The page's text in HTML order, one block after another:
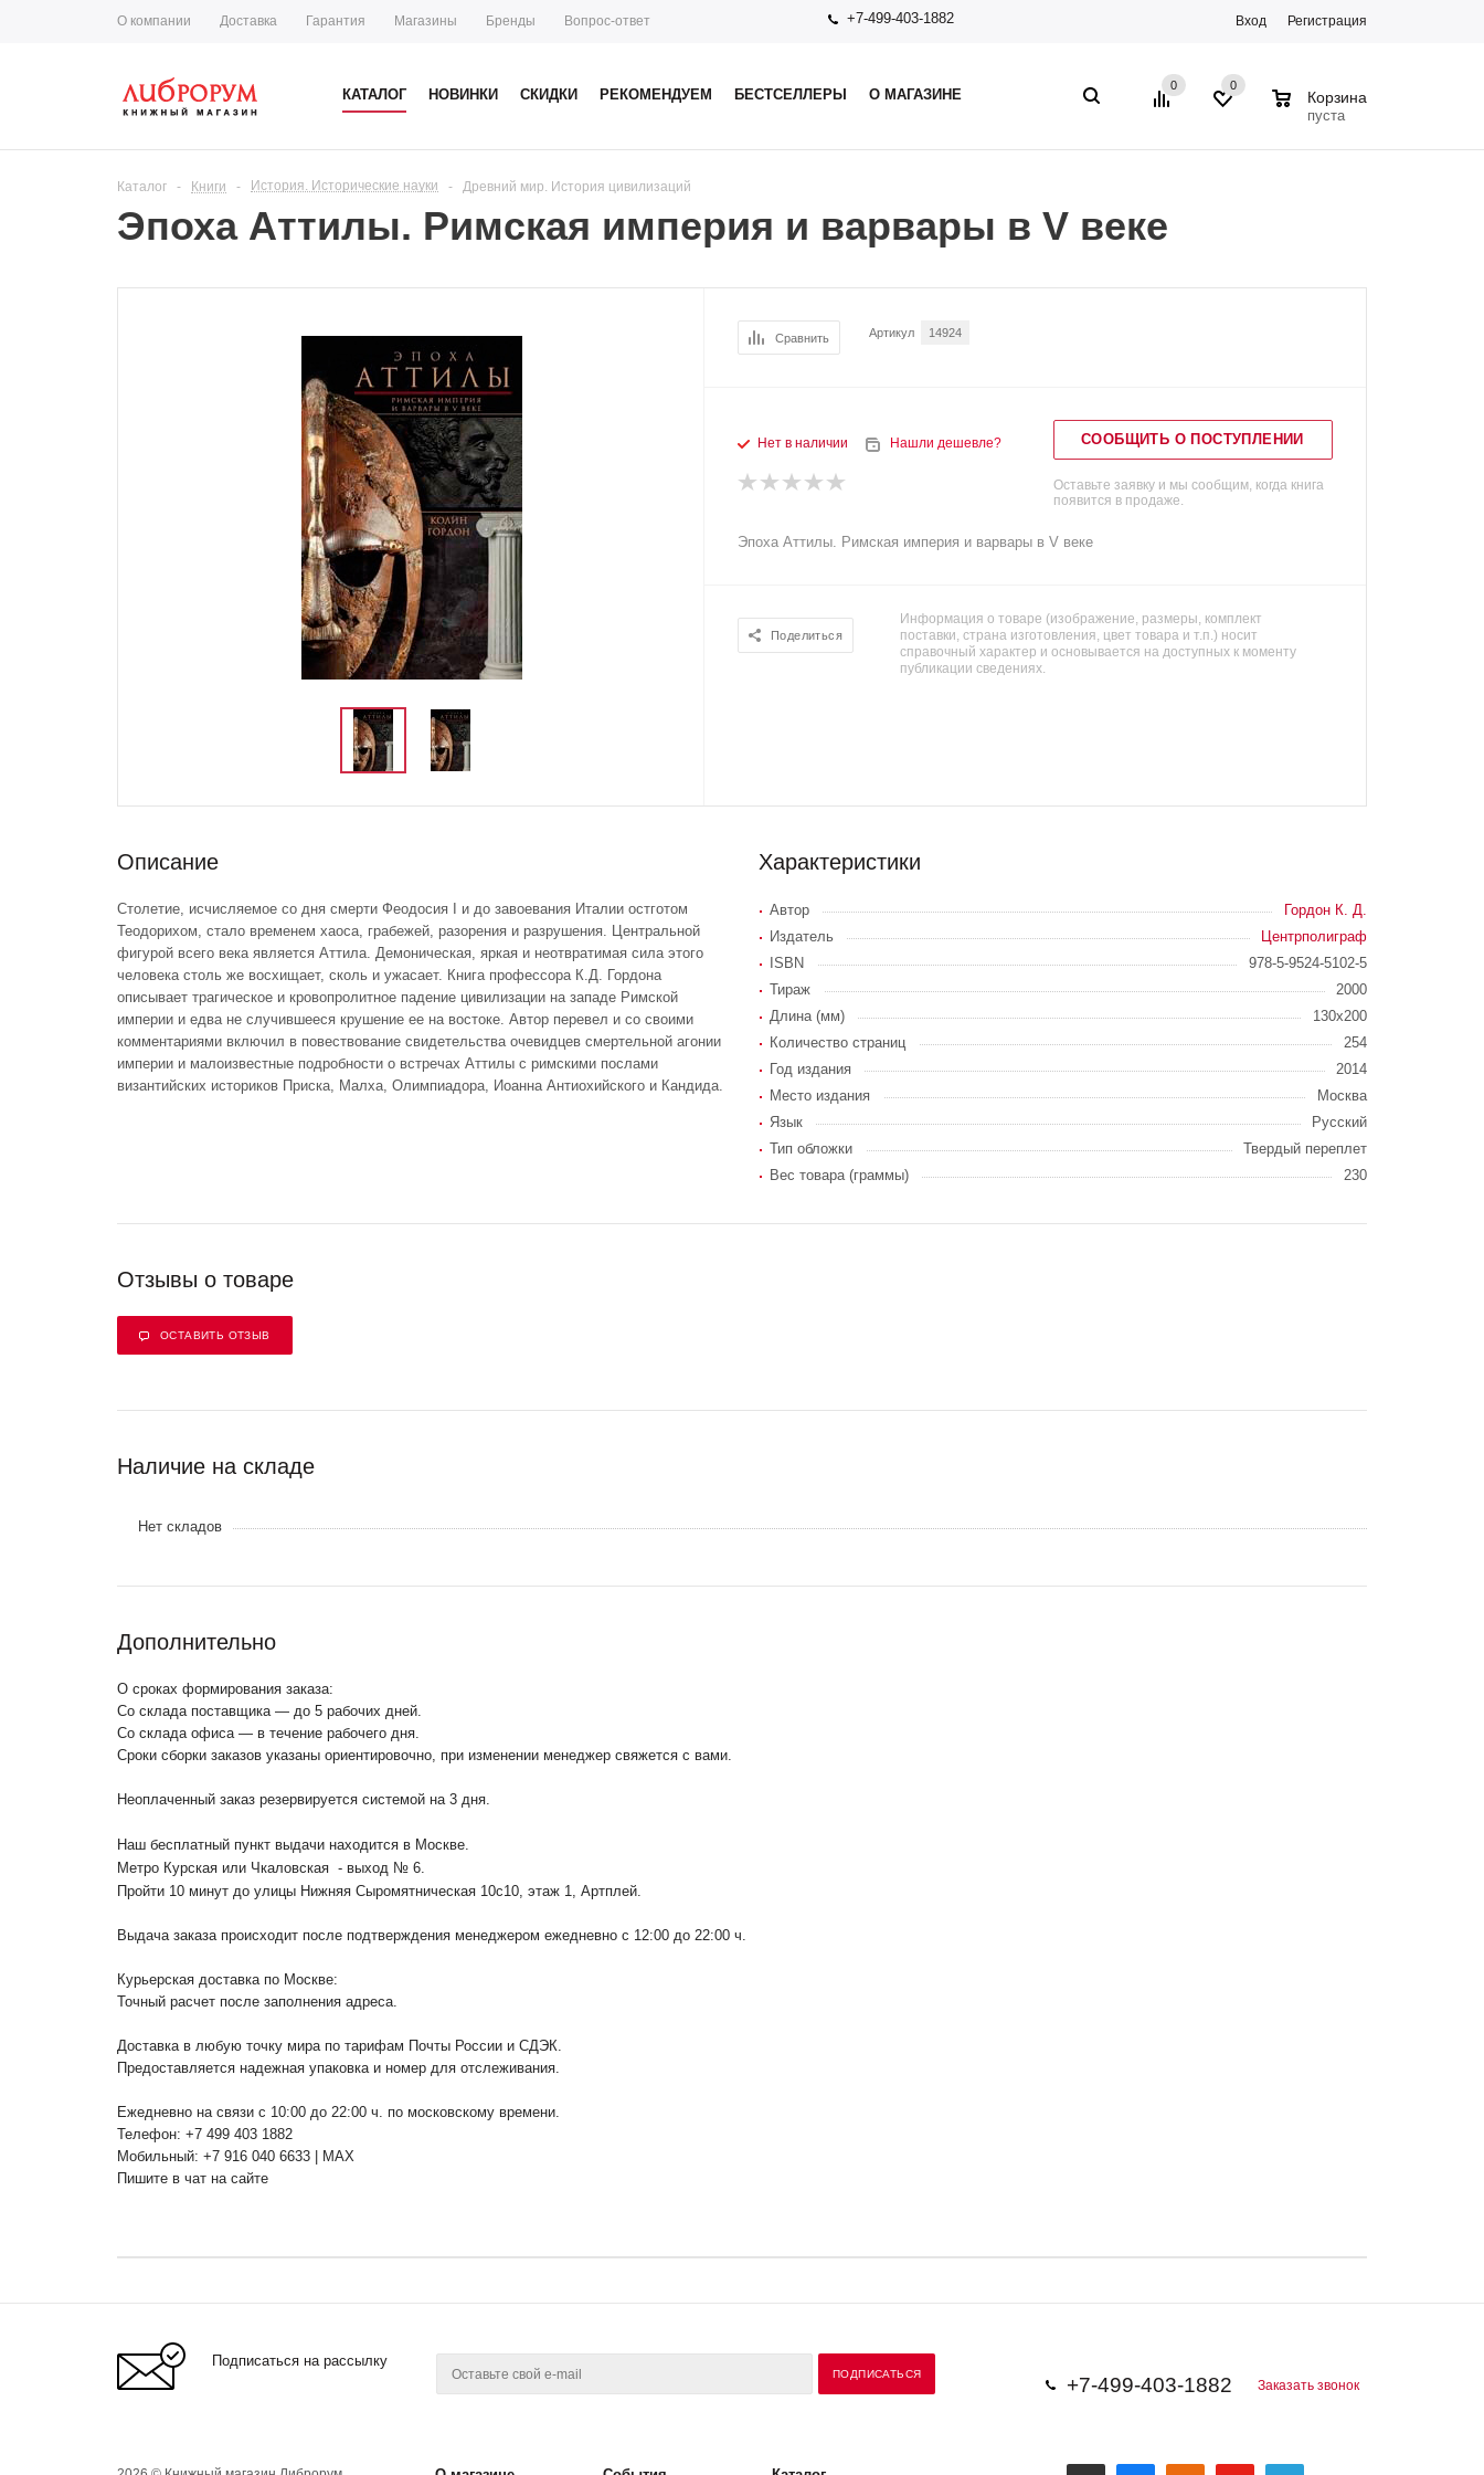
О компании Доставка Гарантия Магазины Бренды Вопрос-ответ +7-499-403-1882 Вход Регистрация
КАТАЛОГ НОВИНКИ СКИДКИ РЕКОМЕНДУЕМ БЕСТСЕЛЛЕРЫ О МАГАЗИНЕ
0 0
Корзина
пуста
Каталог - Книги - История. Исторические науки - Древний мир. История цивилизаций
Эпоха Аттилы. Римская империя и варвары в V веке
Сравнить Артикул 14924
Нет в наличии Нашли дешевле? СООБЩИТЬ О ПОСТУПЛЕНИИ
Оставьте заявку и мы сообщим, когда книга
появится в продаже.
Эпоха Аттилы. Римская империя и варвары в V веке
Поделиться
Информация о товаре (изображение, размеры, комплект
поставки, страна изготовления, цвет товара и т.п.) носит
справочный характер и основывается на доступных к моменту
публикации сведениях.
Описание
Столетие, исчисляемое со дня смерти Феодосия I и до завоевания Италии остготом
Теодорихом, стало временем хаоса, грабежей, разорения и разрушения. Центральной
фигурой всего века является Аттила. Демоническая, яркая и неотвратимая сила этого
человека столь же восхищает, сколь и ужасает. Книга профессора К.Д. Гордона
описывает трагическое и кровопролитное падение цивилизации на западе Римской
империи и едва не случившееся крушение ее на востоке. Автор перевел и со своими
комментариями включил в повествование свидетельства очевидцев смертельной агонии
империи и малоизвестные подробности о встречах Аттилы с римскими послами
византийских историков Приска, Малха, Олимпиадора, Иоанна Антиохийского и Кандида.
Характеристики
Автор
Гордон К. Д.
Издатель
Центрполиграф
ISBN
978-5-9524-5102-5
Тираж
2000
Длина (мм)
130x200
Количество страниц
254
Год издания
2014
Место издания
Москва
Язык
Русский
Тип обложки
Твердый переплет
Вес товара (граммы)
230
Отзывы о товаре
ОСТАВИТЬ ОТЗЫВ
Наличие на складе
Нет складов
Дополнительно
О сроках формирования заказа:
Со склада поставщика — до 5 рабочих дней.
Со склада офиса — в течение рабочего дня.
Сроки сборки заказов указаны ориентировочно, при изменении менеджер свяжется с вами.
Неоплаченный заказ резервируется системой на 3 дня.
Наш бесплатный пункт выдачи находится в Москве.
Метро Курская или Чкаловская - выход № 6.
Пройти 10 минут до улицы Нижняя Сыромятническая 10с10 , этаж 1, Артплей.
Выдача заказа происходит после подтверждения менеджером ежедневно с 12:00 до 22:00 ч.
Курьерская доставка по Москве:
Точный расчет после заполнения адреса.
Доставка в любую точку мира по тарифам Почты России и СДЭК.
Предоставляется надежная упаковка и номер для отслеживания.
Ежедневно на связи с 10:00 до 22:00 ч. по московскому времени.
Телефон: +7 499 403 1882
Мобильный: +7 916 040 6633 | MAX
Пишите в чат на сайте
Подписаться на рассылку
+7-499-403-1882 Заказать звонок